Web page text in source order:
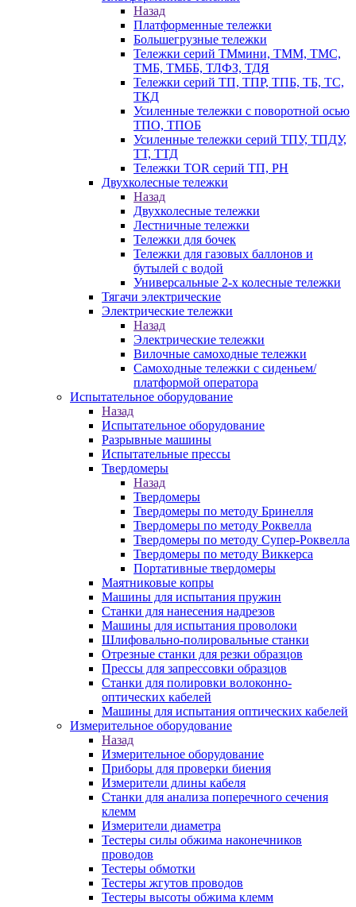
Назад
Платформенные тележки
Большегрузные тележки
Тележки серий ТМмини, ТММ, ТМС,
ТМБ, ТМББ, ТЛФЗ, ТДЯ
Тележки серий ТП, ТПР, ТПБ, ТБ, ТС,
ТКД
Усиленные тележки с поворотной осью
ТПО, ТПОБ
Усиленные тележки серий ТПУ, ТПДУ,
ТТ, ТТД
Тележки TOR серий ТП, PH
Двухколесные тележки
Назад
Двухколесные тележки
Лестничные тележки
Тележки для бочек
Тележки для газовых баллонов и
бутылей с водой
Универсальные 2-х колесные тележки
Тягачи электрические
Электрические тележки
Назад
Электрические тележки
Вилочные самоходные тележки
Самоходные тележки с сиденьем/
платформой оператора
Испытательное оборудование
Назад
Испытательное оборудование
Разрывные машины
Испытательные прессы
Твердомеры
Назад
Твердомеры
Твердомеры по методу Бринелля
Твердомеры по методу Роквелла
Твердомеры по методу Супер-Роквелла
Твердомеры по методу Виккерса
Портативные твердомеры
Маятниковые копры
Машины для испытания пружин
Станки для нанесения надрезов
Машины для испытания проволоки
Шлифовально-полировальные станки
Отрезные станки для резки образцов
Прессы для запрессовки образцов
Станки для полировки волоконно-
оптических кабелей
Машины для испытания оптических кабелей
Измерительное оборудование
Назад
Измерительное оборудование
Приборы для проверки биения
Измерители длины кабеля
Станки для анализа поперечного сечения
клемм
Измерители диаметра
Тестеры силы обжима наконечников
проводов
Тестеры обмотки
Тестеры жгутов проводов
Тестеры высоты обжима клемм